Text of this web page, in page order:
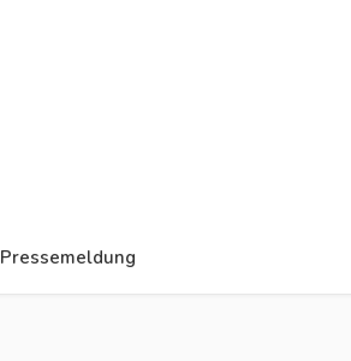
Pressemeldung